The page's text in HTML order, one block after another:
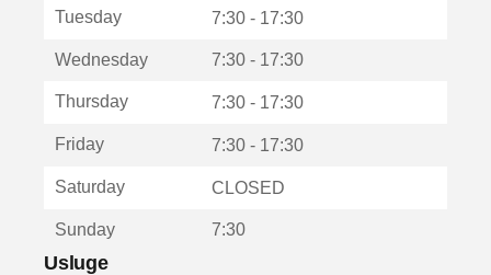
u
Tuesday 7:30 - 17:30
Wednesday 7:30 - 17:30
Thursday 7:30 - 17:30
Friday 7:30 - 17:30
Saturday CLOSED
Sunday 7:30
Usluge